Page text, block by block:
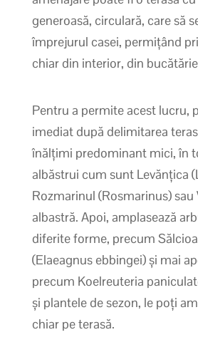
generoasă, circulară, care să
împrejurul casei, permițând
chiar din interior, din
Pentru a permite acest lucru,
imediat după delimitarea
înălțimi predominant mici, în
albăstrui cum sunt Levănțica
Rozmarinul (Rosmarinus) sau
albastră. Apoi, amplasează
diferite forme, precum
(Elaeagnus ebbingei) și mai
precum Koelreuteria
și plantele de sezon, le poți
chiar pe terasă.